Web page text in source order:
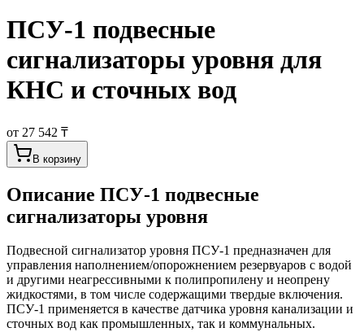
ПСУ-1 подвесные
сигнализаторы уровня для
КНС и сточных вод
от 27 542 ₸
В корзину
Описание ПСУ-1 подвесные
сигнализаторы уровня
Подвесной сигнализатор уровня ПСУ-1 предназначен для
управления наполнением/опорожнением резервуаров с водой
и другими неагрессивными к полипропилену и неопрену
жидкостями, в том числе содержащими твердые включения.
ПСУ-1 применяется в качестве датчика уровня канализации и
сточных вод как промышленных, так и коммунальных.